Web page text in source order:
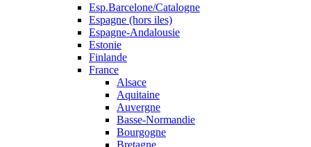
Esp.Barcelone/Catalogne
Espagne (hors iles)
Espagne-Andalousie
Estonie
Finlande
France
Alsace
Aquitaine
Auvergne
Basse-Normandie
Bourgogne
Bretagne